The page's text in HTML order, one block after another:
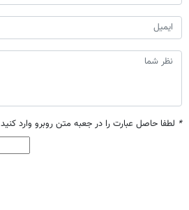
* لطفا حاصل عبارت را در جعبه متن روبرو وارد کنید